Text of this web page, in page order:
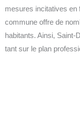
mesures incitatives en
commune offre de
habitants. Ainsi, Saint-
tant sur le plan